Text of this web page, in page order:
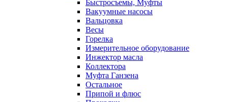
Быстросъемы, Муфты
Вакуумные насосы
Вальцовка
Весы
Горелка
Измерительное оборудование
Инжектор масла
Коллектора
Муфта Ганзена
Остальное
Припой и флюс